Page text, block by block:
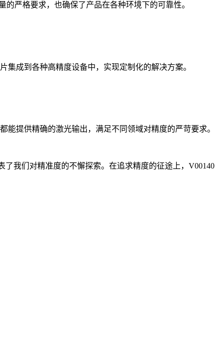
的严格要求，也确保了产品在各种环境下的可靠性。
集成到各种高精度设备中，实现定制化的解决方案。
提供精确的激光输出，满足不同领域对精度的严苛要求。
我们对精准度的不懈探索。在追求精度的征途上，V00140